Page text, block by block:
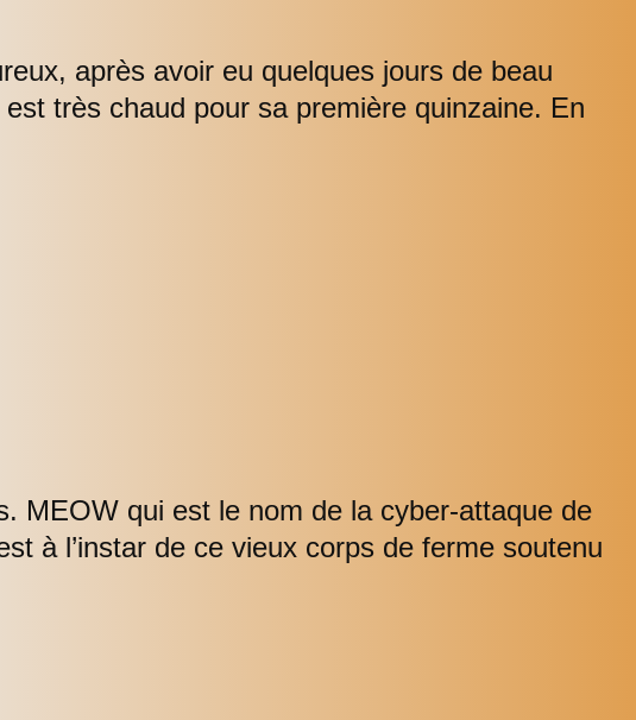
après avoir eu quelques jours de beau
très chaud pour sa première quinzaine. En
MEOW qui est le nom de la cyber-attaque de
à l’instar de ce vieux corps de ferme soutenu